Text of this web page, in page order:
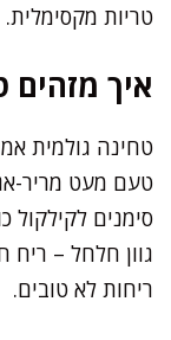
טריות מקסימלית.
איך
טחינה גולמית
טעם מעט מריר-
סימנים לקילקול
גוון חלחל –
ריחות לא טובים.